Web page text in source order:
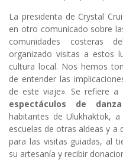
La presidenta de Crystal
en otro comunicado sobre
comunidades costeras
organizado visitas a estos
cultura local. Nos hemos
de entender las
de este viaje». Se refiere a
espectáculos de
habitantes de Ulukhaktok,
escuelas de otras aldeas y a
para las visitas guiadas, al
su artesanía y recibir